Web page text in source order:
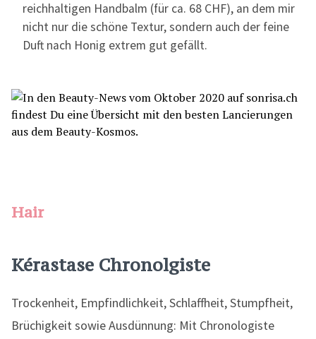
reichhaltigen Handbalm (für ca. 68 CHF), an dem mir
nicht nur die schöne Textur, sondern auch der feine
Duft nach Honig extrem gut gefällt.
Hair
Kérastase Chronolgiste
Trockenheit, Empfindlichkeit, Schlaffheit, Stumpfheit,
Brüchigkeit sowie Ausdünnung: Mit Chronologiste